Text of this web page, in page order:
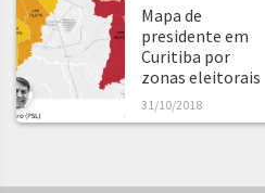
Mapa de
presidente em
Curitiba por
zonas eleitorais
31/10/2018